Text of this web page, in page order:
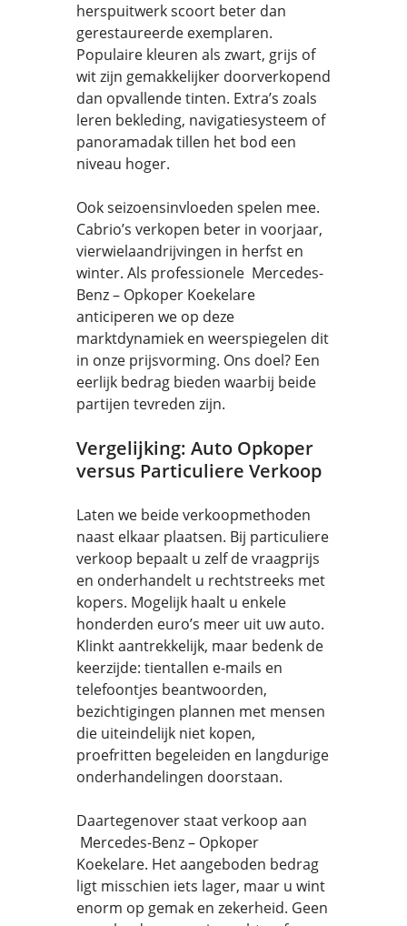
herspuitwerk scoort beter dan
gerestaureerde exemplaren.
Populaire kleuren als zwart, grijs of
wit zijn gemakkelijker doorverkopend
dan opvallende tinten. Extra’s zoals
leren bekleding, navigatiesysteem of
panoramadak tillen het bod een
niveau hoger.
Ook seizoensinvloeden spelen mee.
Cabrio’s verkopen beter in voorjaar,
vierwielaandrijvingen in herfst en
winter. Als professionele Mercedes-
Benz – Opkoper Koekelare
anticiperen we op deze
marktdynamiek en weerspiegelen dit
in onze prijsvorming. Ons doel? Een
eerlijk bedrag bieden waarbij beide
partijen tevreden zijn.
Vergelijking: Auto Opkoper
versus Particuliere Verkoop
Laten we beide verkoopmethoden
naast elkaar plaatsen. Bij particuliere
verkoop bepaalt u zelf de vraagprijs
en onderhandelt u rechtstreeks met
kopers. Mogelijk haalt u enkele
honderden euro’s meer uit uw auto.
Klinkt aantrekkelijk, maar bedenk de
keerzijde: tientallen e-mails en
telefoontjes beantwoorden,
bezichtigingen plannen met mensen
die uiteindelijk niet kopen,
proefritten begeleiden en langdurige
onderhandelingen doorstaan.
Daartegenover staat verkoop aan
Mercedes-Benz – Opkoper
Koekelare. Het aangeboden bedrag
ligt misschien iets lager, maar u wint
enorm op gemak en zekerheid. Geen